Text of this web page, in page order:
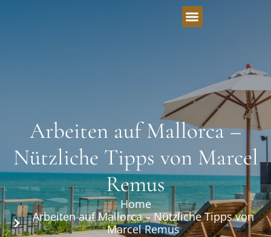
Arbeiten auf Mallorca –
Nützliche Tipps von Marcel
Remus
Home
Arbeiten auf Mallorca – Nützliche Tipps von
Marcel Remus